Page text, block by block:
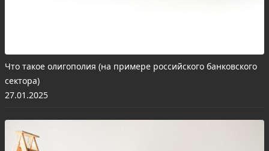
Что такое олигополия (на примере российского банковского
сектора)
27.01.2025